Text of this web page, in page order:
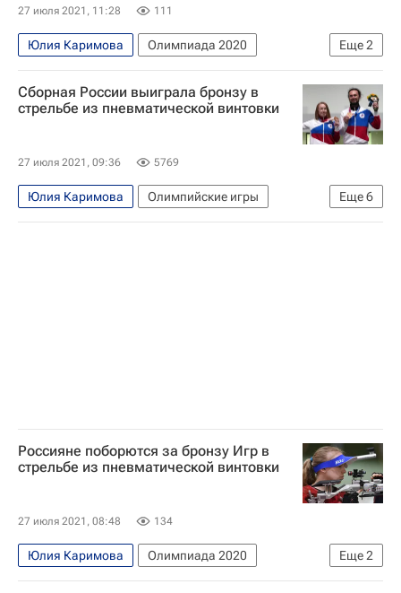
27 июля 2021, 11:28 111
Еще2
Юлия Каримова
Олимпиада 2020
Стрелковый спорт
Сергей Каменский
Сборная России выиграла бронзу в
стрельбе из пневматической винтовки
27 июля 2021, 09:36 5769
Еще6
Юлия Каримова
Олимпийские игры
Спорт
Стрелковый спорт
Токио
Россияне поборются за бронзу Игр в
стрельбе из пневматической винтовки
27 июля 2021, 08:48 134
Еще2
Юлия Каримова
Олимпиада 2020
Стрелковый спорт
Сергей Каменский